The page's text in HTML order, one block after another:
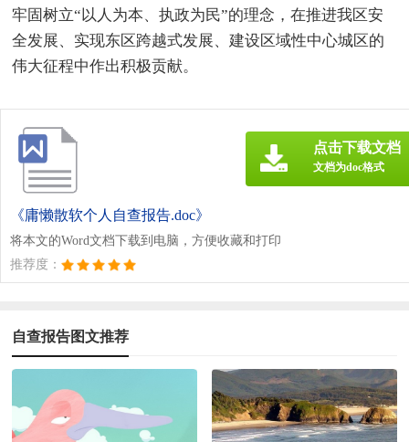
牢固树立“以人为本、执政为民”的理念，在推进我区安
全发展、实现东区跨越式发展、建设区域性中心城区的
伟大征程中作出积极贡献。
《庸懒散软个人自查报告.doc》
将本文的Word文档下载到电脑，方便收藏和打印
推荐度：
点击下载文档
文档为doc格式
自查报告图文推荐